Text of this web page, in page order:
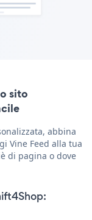
sito
abbina
Vine Feed alla tua
di pagina o dove